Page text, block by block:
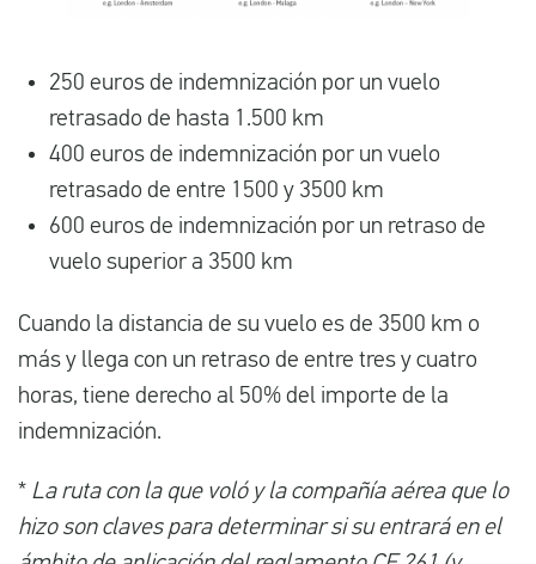
250 euros de indemnización por un vuelo
retrasado de hasta 1.500 km
400 euros de indemnización por un vuelo
retrasado de entre 1500 y 3500 km
600 euros de indemnización por un retraso de
vuelo superior a 3500 km
Cuando la distancia de su vuelo es de 3500 km o
más y llega con un retraso de entre tres y cuatro
horas, tiene derecho al 50% del importe de la
indemnización.
* La ruta con la que voló y la compañía aérea que lo
hizo son claves para determinar si su entrará en el